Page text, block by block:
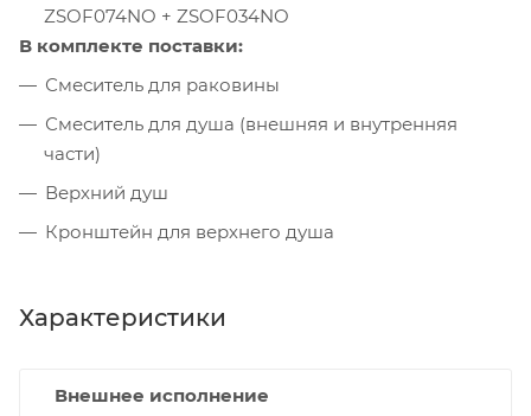
ZSOF074NO + ZSOF034NO
В комплекте поставки:
Смеситель для раковины
Смеситель для душа (внешняя и внутренняя
части)
Верхний душ
Кронштейн для верхнего душа
Характеристики
Внешнее исполнение